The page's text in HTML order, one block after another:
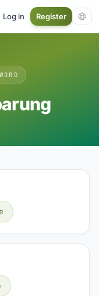
Log in Register